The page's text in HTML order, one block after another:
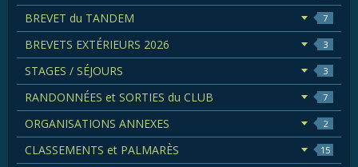
BREVET du TANDEM 7
BREVETS EXTÉRIEURS 2026 3
STAGES / SÉJOURS 3
RANDONNÉES et SORTIES du CLUB 7
ORGANISATIONS ANNEXES 2
CLASSEMENTS et PALMARÈS 15